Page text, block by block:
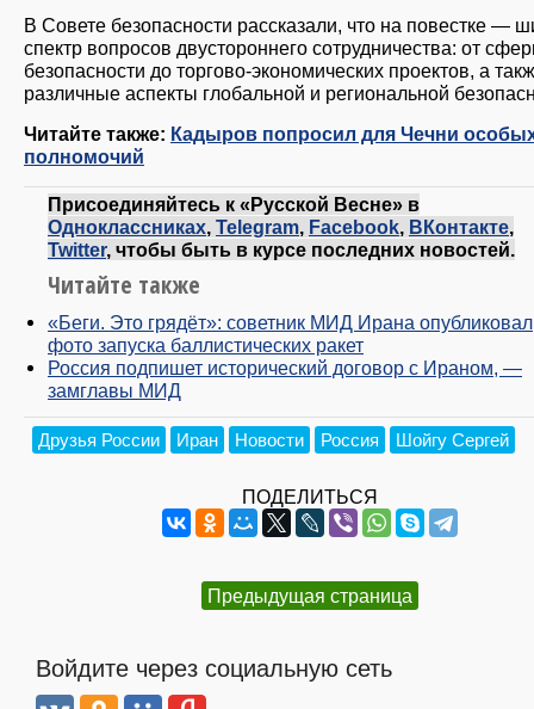
В Совете безопасности рассказали, что на повестке —
спектр вопросов двустороннего сотрудничества: от
безопасности до торгово-экономических проектов, а
различные аспекты глобальной и региональной
Читайте также: Кадыров попросил для Чечни
полномочий
Присоединяйтесь к «Русской Весне» в
Одноклассниках, Telegram, Facebook, ВКонтакте,
Twitter, чтобы быть в курсе последних новостей.
Читайте также
«Беги. Это грядёт»: советник МИД Ирана опубликовал
фото запуска баллистических ракет
Россия подпишет исторический договор с Ираном, —
замглавы МИД
Друзья России Иран Новости Россия Шойгу Сергей
ПОДЕЛИТЬСЯ
Предыдущая страница
Войдите через социальную сеть